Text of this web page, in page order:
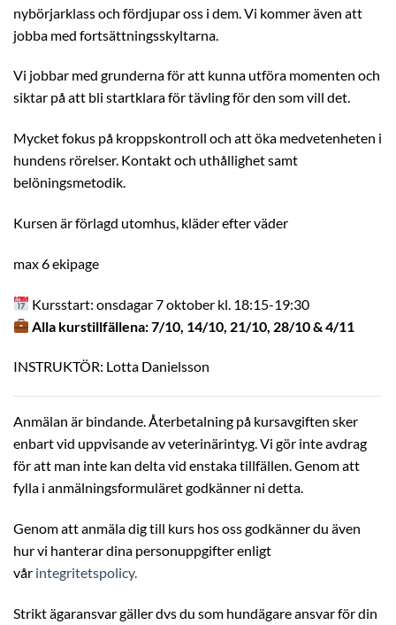
nybörjarklass och fördjupar oss i dem. Vi kommer även att
jobba med fortsättningsskyltarna.
Vi jobbar med grunderna för att kunna utföra momenten och
siktar på att bli startklara för tävling för den som vill det.
Mycket fokus på kroppskontroll och att öka medvetenheten i
hundens rörelser. Kontakt och uthållighet samt
belöningsmetodik.
Kursen är förlagd utomhus, kläder efter väder
max 6 ekipage
Kursstart: onsdagar 7 oktober kl. 18:15-19:30
Alla kurstillfällena: 7/10, 14/10, 21/10, 28/10 & 4/11
INSTRUKTÖR: Lotta Danielsson
Anmälan är bindande. Återbetalning på kursavgiften sker
enbart vid uppvisande av veterinärintyg. Vi gör inte avdrag
för att man inte kan delta vid enstaka tillfällen. Genom att
fylla i anmälningsformuläret godkänner ni detta.
Genom att anmäla dig till kurs hos oss godkänner du även
hur vi hanterar dina personuppgifter enligt
vår integritetspolicy.
Strikt ägaransvar gäller dvs du som hundägare ansvar för din